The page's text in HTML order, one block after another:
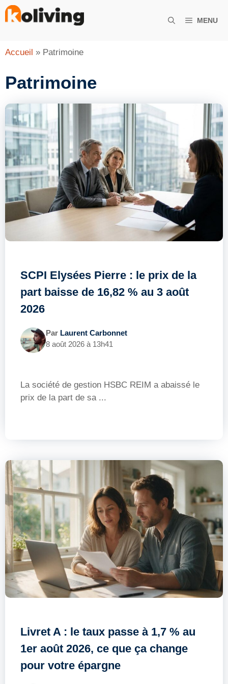
Aller
MENU
Accueil » Patrimoine
Patrimoine
SCPI Elysées Pierre : le prix de la
part baisse de 16,82 % au 3 août
2026
Par Laurent Carbonnet
8 août 2026 à 13h41
La société de gestion HSBC REIM a abaissé le
prix de la part de sa ...
Livret A : le taux passe à 1,7 % au
1er août 2026, ce que ça change
pour votre épargne